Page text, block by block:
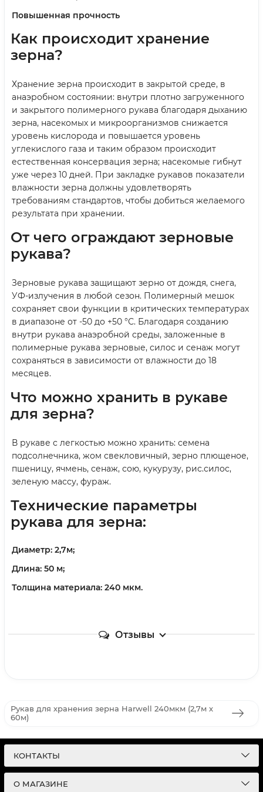
Повышенная прочность
Как происходит хранение
зерна?
Хранение зерна происходит в закрытой среде, в
анаэробном состоянии: внутри плотно загруженного
и закрытого полимерного рукава благодаря дыханию
зерна, насекомых и микроорганизмов снижается
уровень кислорода и повышается уровень
углекислого газа и таким образом происходит
естественная консервация зерна; насекомые гибнут
уже через 10 дней. При закладке рукавов показатели
влажности зерна должны удовлетворять
требованиям стандартов, чтобы добиться желаемого
результата при хранении.
От чего ограждают зерновые
рукава?
Зерновые рукава защищают зерно от дождя, снега,
УФ-излучения в любой сезон. Полимерный мешок
сохраняет свои функции в критических температурах
в диапазоне от -50 до +50 °С. Благодаря созданию
внутри рукава анаэробной среды, заложенные в
полимерные рукава зерновые, силос и сенаж могут
сохраняться в зависимости от влажности до 18
месяцев.
Что можно хранить в рукаве
для зерна?
В рукаве с легкостью можно хранить: семена
подсолнечника, жом свекловичный, зерно плющеное,
пшеницу, ячмень, сенаж, сою, кукурузу, рис.силос,
зеленую массу, фураж.
Технические параметры
рукава для зерна:
Диаметр: 2,7м;
Длина: 50 ​​м;
Толщина материала: 240 мкм.
Отзывы
Рукав для хранения зерна Harwell 240мкм (2,7м х
60м)
КОНТАКТЫ
О МАГАЗИНЕ